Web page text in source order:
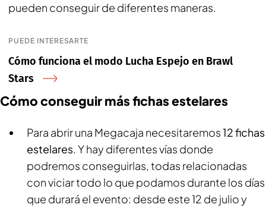
pueden conseguir de diferentes maneras.
PUEDE INTERESARTE
Cómo funciona el modo Lucha Espejo en Brawl
Stars
Cómo conseguir más fichas estelares
Para abrir una Megacaja necesitaremos12 fichas
estelares. Y hay diferentes vías donde
podremos conseguirlas, todas relacionadas
con viciar todo lo que podamos durante los días
que durará el evento: desde este 12 de julio y